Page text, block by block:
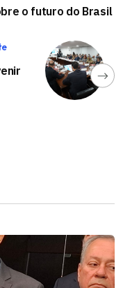
o futuro do Brasil